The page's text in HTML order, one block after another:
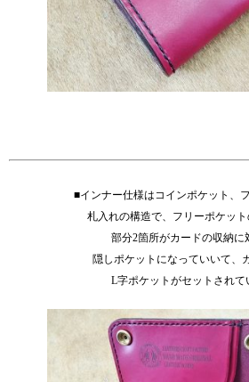
■インナー仕様はコインポケット、
札入れの構造で、フリーポケッ
部分2箇所がカードの収納に
隠しポケットになっていいて、
L字ポケットがセットされて